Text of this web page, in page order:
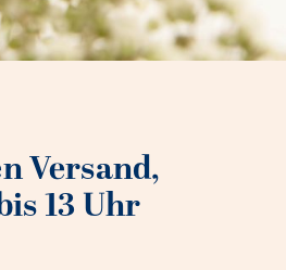
Versand,
13 Uhr